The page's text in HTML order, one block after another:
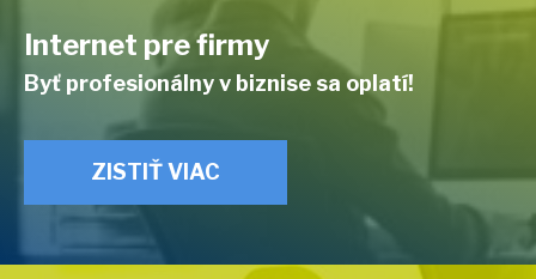
Internet pre firmy
Byť profesionálny v biznise sa oplatí!
ZISTIŤ VIAC